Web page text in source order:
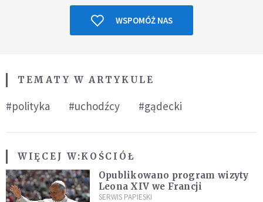
WSPOMÓŻ NAS
TEMATY W ARTYKULE
#polityka #uchodźcy #gądecki
WIĘCEJ W:KOŚCIÓŁ
Opublikowano program wizyty
Leona XIV we Francji
SERWIS PAPIESKI